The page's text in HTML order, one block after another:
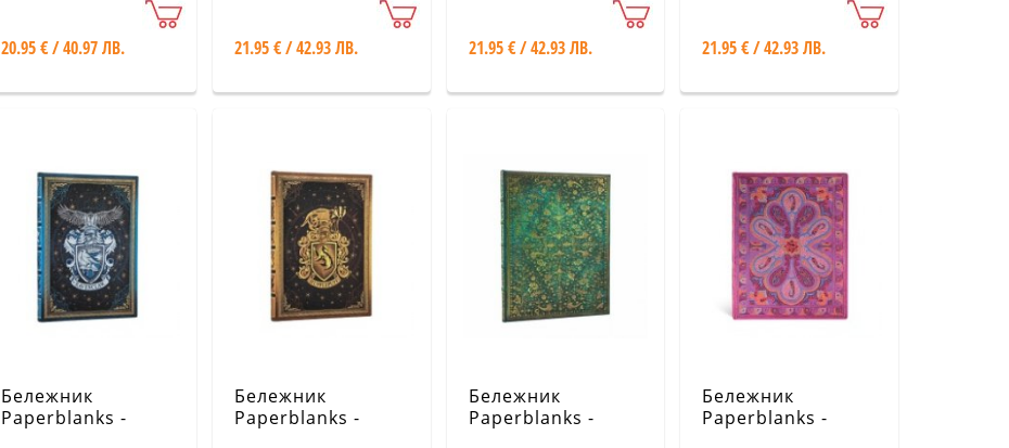
20.95 € / 40.97 ЛВ.
Gryffindor Journal
/ Midi
21.95 € / 42.93 ЛВ.
Slytherin Journal /
Midi
21.95 € / 42.93 ЛВ.
Hogwarts Journal
21.95 € / 42.93 ЛВ.
Бележник
Paperblanks -
Бележник
Paperblanks -
Бележник
Paperblanks -
Бележник
Paperblanks -